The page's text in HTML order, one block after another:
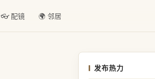
👓 配镜 🌍 邻居
发布热力